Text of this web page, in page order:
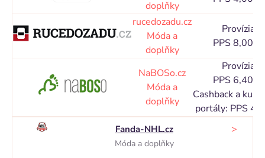
doplňky
rucedozadu.cz
Móda a
doplňky
Provízia
PPS 8,00 %
NaBOSo.cz
Móda a
doplňky
Provízia
PPS 6,40 %
Cashback a
portály: PPS
Fanda-NHL.cz
Móda a doplňky
>